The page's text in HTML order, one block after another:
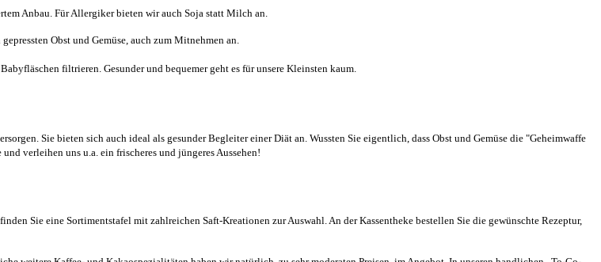
Anbau. Für Allergiker bieten wir auch Soja statt Milch an.
Obst und Gemüse, auch zum Mitnehmen an.
filtrieren. Gesunder und bequemer geht es für unsere Kleinsten kaum.
Sie bieten sich auch ideal als gesunder Begleiter einer Diät an. Wussten Sie eigentlich, dass Obst und Gemüse die "Geheimwaffe
verleihen uns u.a. ein frischeres und jüngeres Aussehen!
Sie eine Sortimentstafel mit zahlreichen Saft-Kreationen zur Auswahl. An der Kassentheke bestellen Sie die gewünschte Rezeptur,